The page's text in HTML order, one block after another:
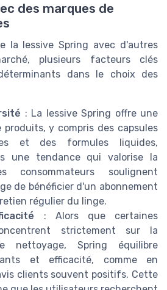
des marques de
la lessive Spring avec d'autres
plusieurs facteurs clés
dans le choix des
: La lessive Spring offre une
produits, y compris des capsules
et des formules liquides,
une tendance qui valorise la
consommateurs soulignent
de bénéficier d'un abonnement
régulier du linge.
: Alors que certaines
strictement sur la
nettoyage, Spring équilibre
et efficacité, comme en
clients souvent positifs. Cette
avis